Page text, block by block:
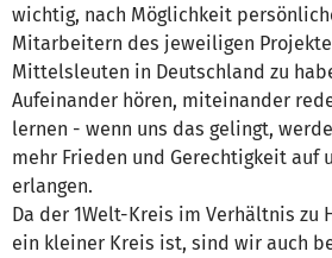
wichtig, nach Möglichkeit
Mitarbeitern des jeweiligen
Mittelsleuten in Deutschland zu
Aufeinander hören, miteinander
lernen - wenn uns das gelingt,
mehr Frieden und Gerechtigkeit auf
erlangen.
Da der 1Welt-Kreis im Verhältnis zu
ein kleiner Kreis ist, sind wir auch